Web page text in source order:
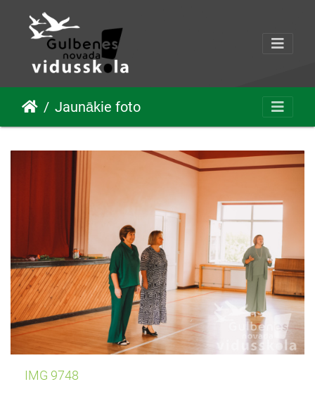
Jaunākie foto
IMG 9748